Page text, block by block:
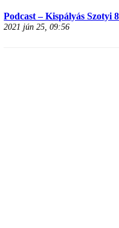
Podcast – Kispályás Szotyi
2021 jún 25, 09:56